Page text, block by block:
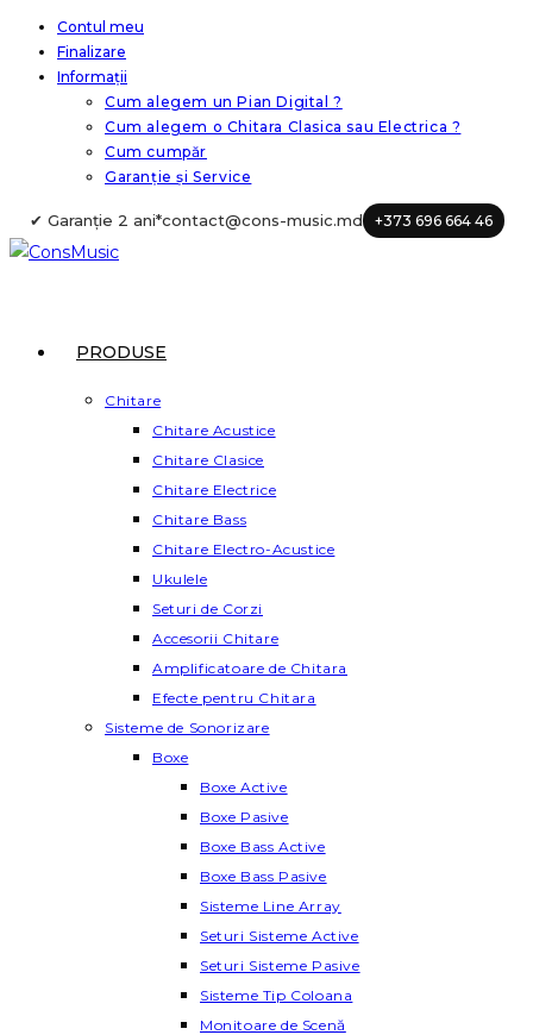
Skip
content
Contul meu
Finalizare
Informații
Cum alegem un Pian Digital ?
Cum alegem o Chitara Clasica sau Electrica ?
Cum cumpăr
Garanție și Service
✔ Garanție 2 ani*contact@cons-music.md +373 696 664 46
PRODUSE
Chitare
Chitare Acustice
Chitare Clasice
Chitare Electrice
Chitare Bass
Chitare Electro-Acustice
Ukulele
Seturi de Corzi
Accesorii Chitare
Amplificatoare de Chitara
Efecte pentru Chitara
Sisteme de Sonorizare
Boxe
Boxe Active
Boxe Pasive
Boxe Bass Active
Boxe Bass Pasive
Sisteme Line Array
Seturi Sisteme Active
Seturi Sisteme Pasive
Sisteme Tip Coloana
Monitoare de Scenă